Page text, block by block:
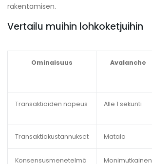
rakentamisen.
Vertailu muihin lohkoketjuihin
Ominaisuus Avalanche
Transaktioiden nopeus Alle 1 sekunti
Transaktiokustannukset Matala
Konsensusmenetelmä Monimutkainen